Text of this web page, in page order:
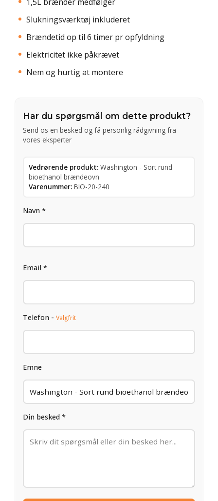
Slukningsværktøj inkluderet
Brændetid op til 6 timer pr opfyldning
Elektricitet ikke påkrævet
Nem og hurtig at montere
Har du spørgsmål om dette produkt?
Send os en besked og få personlig rådgivning fra
vores eksperter
Vedrørende produkt: Washington - Sort rund
bioethanol brændeovn
Varenummer: BIO-20-240
Navn *
Email *
Telefon - Valgfrit
Emne
Din besked *